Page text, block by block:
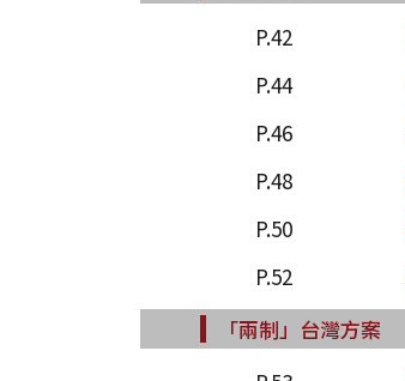
P.42
P.44
P.46
P.48
P.50
P.52
「兩制」台灣方案